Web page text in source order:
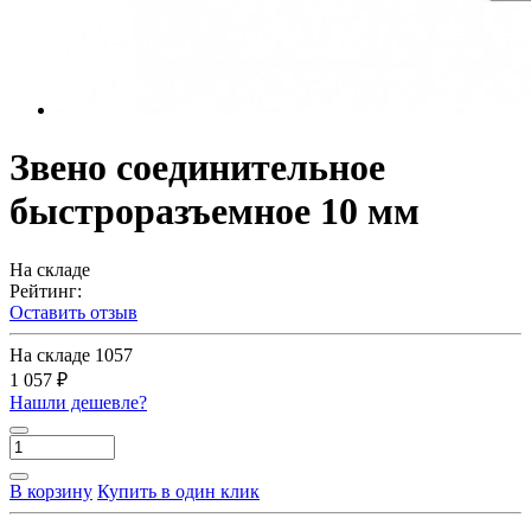
Звено соединительное
быстроразъемное 10 мм
На складе
Рейтинг:
Оставить отзыв
На складе 1057
1 057 ₽
Нашли дешевле?
В корзину Купить в один клик